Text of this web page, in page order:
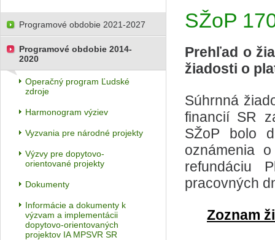
SŽoP
Prehľad o
žiadosti o
Súhrnná
financií SR
SŽoP bolo
oznámenia
refundáciu
pracovných
Zoznam
Programové obdobie 2021-2027
Programové obdobie 2014-
2020
Operačný program Ľudské
zdroje
Harmonogram výziev
Vyzvania pre národné projekty
Výzvy pre dopytovo-
orientované projekty
Dokumenty
Informácie a dokumenty k
výzvam a implementácii
dopytovo-orientovaných
projektov IA MPSVR SR